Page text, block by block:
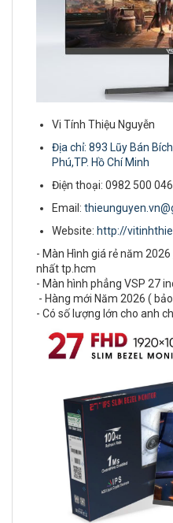
Vi Tính Thiệu Nguyễn
Địa chỉ: 893 Lũy Bán
Phú,TP. Hồ Chí Minh
Điện thoại: 0982 500
Email:
Website: http://
- Màn Hình giá rẻ năm
nhất tp.hcm
- Màn hình phẳng VSP 27
- Hàng mới Năm 2026 (
- Có số lượng lớn cho anh